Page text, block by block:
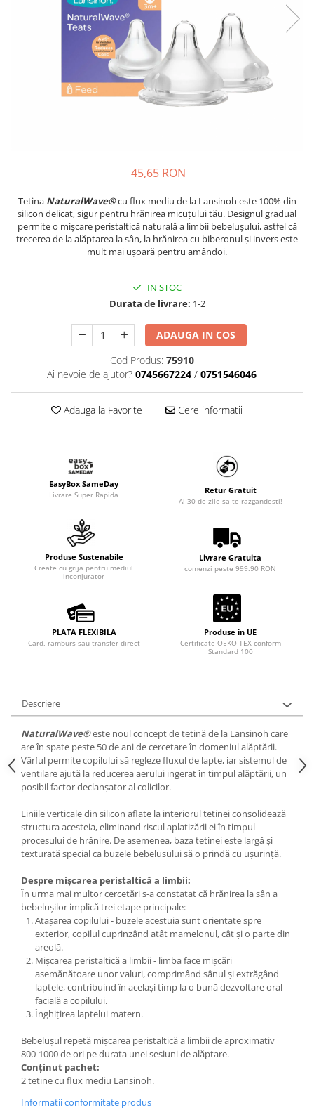
Suzete Silicon
Try It Bibs Denmark
45,65 RON
Tetina NaturalWave®cu flux mediu de la Lansinoh este 100% din
silicon delicat, sigur pentru hrănirea micuțului tău. Designul gradual
permite o mișcare peristaltică naturală a limbii bebelușului, astfel că
trecerea de la alăptarea la sân, la hrănirea cu biberonul și invers este
mult mai ușoară pentru amândoi.
IN STOC
Durata de livrare: 1-2
ADAUGA IN COS
Cod Produs: 75910
Ai nevoie de ajutor? 0745667224 / 0751546046
Adauga la Favorite Cere informatii
EasyBox SameDay
Livrare Super Rapida Retur Gratuit
Ai 30 de zile sa te razgandesti!
Produse Sustenabile
Create cu grija pentru mediul
inconjurator
Livrare Gratuita
comenzi peste 999.90 RON
PLATA FLEXIBILA
Card, ramburs sau transfer direct
Produse in UE
Certificate OEKO-TEX conform
Standard 100
Descriere
NaturalWave®este noul concept de tetină de la Lansinoh care
are în spate peste 50 de ani de cercetare în domeniul alăptării.
Vârful permite copilului să regleze fluxul de lapte, iar sistemul de
ventilare ajută la reducerea aerului ingerat în timpul alăptării, un
posibil factor declanșator al colicilor.
Liniile verticale din silicon aflate la interiorul tetinei consolidează
structura acesteia, eliminand riscul aplatizării ei în timpul
procesului de hrănire. De asemenea, baza tetinei este largă și
texturată special ca buzele bebelusului să o prindă cu ușurință.
Despre mișcarea peristaltică a limbii:
În urma mai multor cercetări s-a constatat că hrănirea la sân a
bebelușilor implică trei etape principale:
Atașarea copilului - buzele acestuia sunt orientate spre
exterior, copilul cuprinzând atât mamelonul, cât și o parte din
areolă.
Mișcarea peristaltică a limbii - limba face mișcări
asemănătoare unor valuri, comprimând sânul și extrăgând
laptele, contribuind în același timp la o bună dezvoltare oral-
facială a copilului.
Înghițirea laptelui matern.
Bebelușul repetă mișcarea peristaltică a limbii de aproximativ
800-1000 de ori pe durata unei sesiuni de alăptare.
Conținut pachet:
2 tetine cu flux mediu Lansinoh.
Informatii conformitate produs